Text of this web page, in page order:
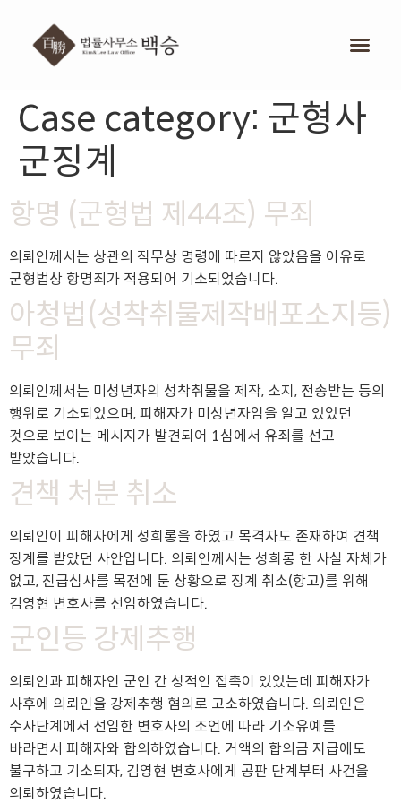
Case category: 군형사
군징계
항명 (군형법 제44조) 무죄
의뢰인께서는 상관의 직무상 명령에 따르지 않았음을 이유로
군형법상 항명죄가 적용되어 기소되었습니다.
아청법(성착취물제작배포소지등)
무죄
의뢰인께서는 미성년자의 성착취물을 제작, 소지, 전송받는 등의
행위로 기소되었으며, 피해자가 미성년자임을 알고 있었던
것으로 보이는 메시지가 발견되어 1심에서 유죄를 선고
받았습니다.
견책 처분 취소
의뢰인이 피해자에게 성희롱을 하였고 목격자도 존재하여 견책
징계를 받았던 사안입니다. 의뢰인께서는 성희롱 한 사실 자체가
없고, 진급심사를 목전에 둔 상황으로 징계 취소(항고)를 위해
김영현 변호사를 선임하였습니다.
군인등 강제추행
의뢰인과 피해자인 군인 간 성적인 접촉이 있었는데 피해자가
사후에 의뢰인을 강제추행 혐의로 고소하였습니다. 의뢰인은
수사단계에서 선임한 변호사의 조언에 따라 기소유예를
바라면서 피해자와 합의하였습니다. 거액의 합의금 지급에도
불구하고 기소되자, 김영현 변호사에게 공판 단계부터 사건을
의뢰하였습니다.